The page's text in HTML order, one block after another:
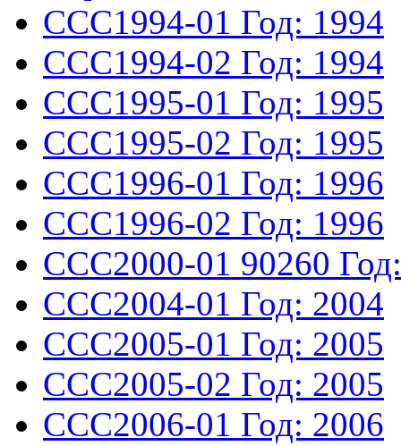
CCC1994-01 Год: 1994
CCC1994-02 Год: 1994
CCC1995-01 Год: 1995
CCC1995-02 Год: 1995
CCC1996-01 Год: 1996
CCC1996-02 Год: 1996
CCC2000-01 90260
CCC2004-01 Год: 2004
CCC2005-01 Год: 2005
CCC2005-02 Год: 2005
CCC2006-01 Год: 2006